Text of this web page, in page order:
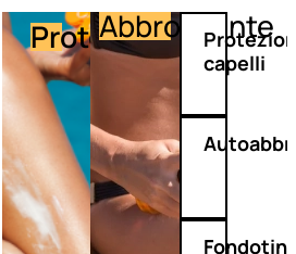
Protezione
Abbronzante
capelli